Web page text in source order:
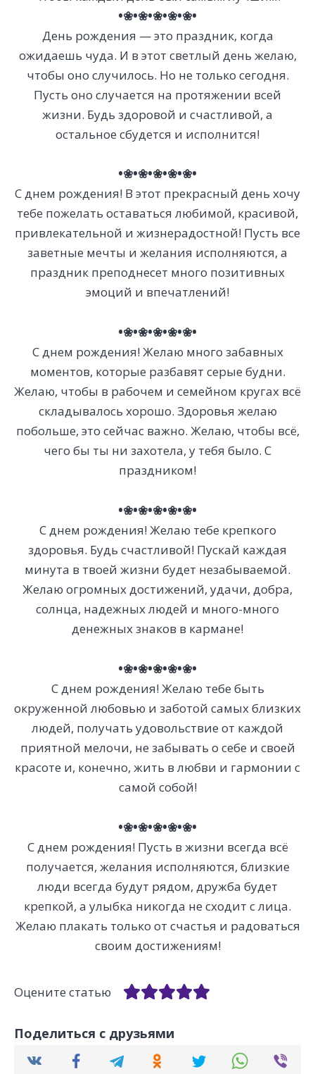
•❀•❀•❀•❀•❀•
День рождения — это праздник, когда
ожидаешь чуда. И в этот светлый день желаю,
чтобы оно случилось. Но не только сегодня.
Пусть оно случается на протяжении всей
жизни. Будь здоровой и счастливой, а
остальное сбудется и исполнится!
•❀•❀•❀•❀•❀•
С днем рождения! В этот прекрасный день хочу
тебе пожелать оставаться любимой, красивой,
привлекательной и жизнерадостной! Пусть все
заветные мечты и желания исполняются, а
праздник преподнесет много позитивных
эмоций и впечатлений!
•❀•❀•❀•❀•❀•
С днем рождения! Желаю много забавных
моментов, которые разбавят серые будни.
Желаю, чтобы в рабочем и семейном кругах всё
складывалось хорошо. Здоровья желаю
побольше, это сейчас важно. Желаю, чтобы всё,
чего бы ты ни захотела, у тебя было. С
праздником!
•❀•❀•❀•❀•❀•
С днем рождения! Желаю тебе крепкого
здоровья. Будь счастливой! Пускай каждая
минута в твоей жизни будет незабываемой.
Желаю огромных достижений, удачи, добра,
солнца, надежных людей и много-много
денежных знаков в кармане!
•❀•❀•❀•❀•❀•
С днем рождения! Желаю тебе быть
окруженной любовью и заботой самых близких
людей, получать удовольствие от каждой
приятной мелочи, не забывать о себе и своей
красоте и, конечно, жить в любви и гармонии с
самой собой!
•❀•❀•❀•❀•❀•
С днем рождения! Пусть в жизни всегда всё
получается, желания исполняются, близкие
люди всегда будут рядом, дружба будет
крепкой, а улыбка никогда не сходит с лица.
Желаю плакать только от счастья и радоваться
своим достижениям!
Оцените статью
Поделиться с друзьями